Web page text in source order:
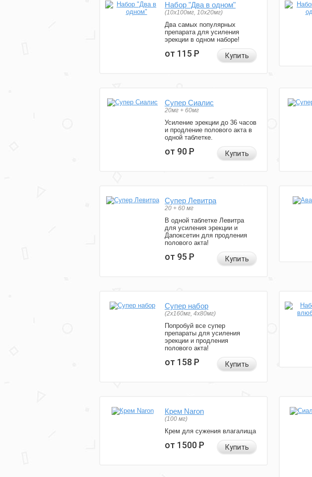
Набор "Два в одном"
(10x100мг, 10x20мг)
Два самых популярных
препарата для усиления
эрекции в одном наборе!
от 115Р Купить
Супер Сиалис
20мг + 60мг
Усиление эрекции до 36 часов
и продление полового акта в
одной таблетке.
от 90Р Купить
Супер Левитра
20 + 60 мг
В одной таблетке Левитра
для усиления эрекции и
Дапоксетин для продления
полового акта!
от 95Р Купить
Супер набор
(2х160мг, 4х80мг)
Попробуй все супер
препараты для усиления
эрекции и продления
полового акта!
от 158Р Купить
Крем Naron
(100 мг)
Крем для сужения влагалища
от 1500Р Купить